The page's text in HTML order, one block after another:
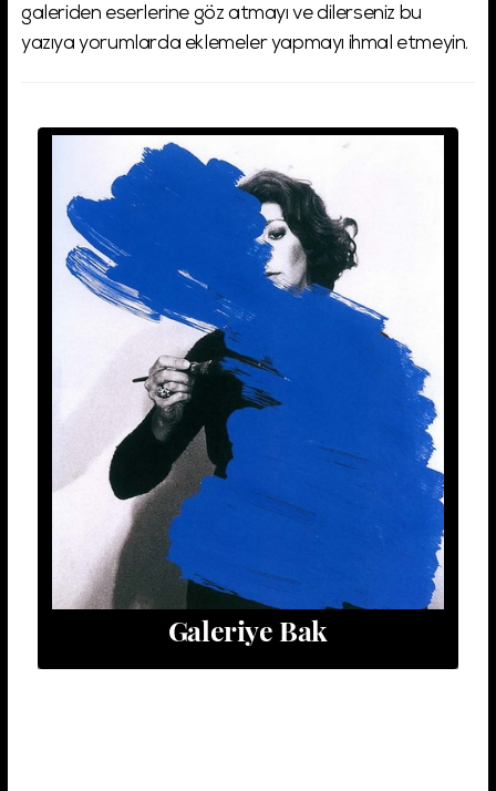
galeriden eserlerine göz atmayı ve dilerseniz bu
yazıya yorumlarda eklemeler yapmayı ihmal etmeyin.
Galeriye Bak